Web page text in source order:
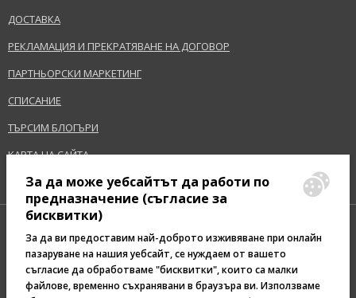
ДОСТАВКА
РЕКЛАМАЦИЯ И ПРЕКРАТЯВАНЕ НА ДОГОВОР
ПАРТНЬОРСКИ МАРКЕТИНГ
СПИСАНИЕ
ТЪРСИМ БЛОГЪРИ
КАРТА НА САЙТА
Pazaruvaj - Надежден
За да може уебсайтът да работи по
предназначение (съгласие за
бисквитки)
За да ви предоставим най-доброто изживяване при онлайн
пазаруване на нашия уебсайт, се нуждаем от вашето
съгласие да обработваме "бисквитки", които са малки
файлове, временно съхранявани в браузъра ви. Използваме